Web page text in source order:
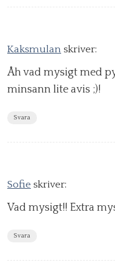
Kaksmulan skriver:
Åh vad mysigt med
minsann lite avis ;)!
Svara
Sofie skriver:
Vad mysigt!! Extra
Svara